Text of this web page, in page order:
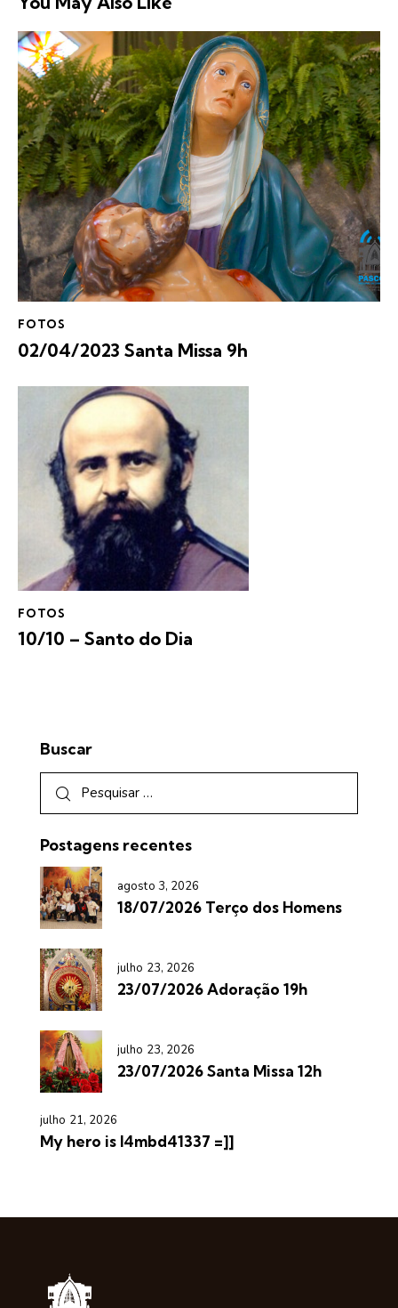
FOTOS
02/04/2023 Santa Missa 9h
FOTOS
10/10 – Santo do Dia
Buscar
Postagens recentes
agosto 3, 2026
18/07/2026 Terço dos Homens
julho 23, 2026
23/07/2026 Adoração 19h
julho 23, 2026
23/07/2026 Santa Missa 12h
julho 21, 2026
My hero is l4mbd41337 =]]